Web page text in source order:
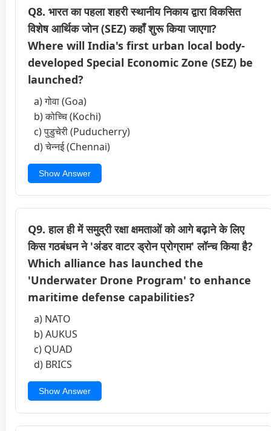
Q8. भारत का पहला शहरी स्थानीय निकाय द्वारा विकसित
विशेष आर्थिक जोन (SEZ) कहाँ शुरू किया जाएगा?
Where will India's first urban local body-
developed Special Economic Zone (SEZ) be
launched?
a) गोवा (Goa)
b) कोच्चि (Kochi)
c) पुडुचेरी (Puducherry)
d) चेन्नई (Chennai)
Show Answer
Q9. हाल ही में समुद्री रक्षा क्षमताओं को आगे बढ़ाने के लिए
किस गठबंधन ने 'अंडर वाटर ड्रोन प्रोग्राम' लॉन्च किया है?
Which alliance has launched the
'Underwater Drone Program' to enhance
maritime defense capabilities?
a) NATO
b) AUKUS
c) QUAD
d) BRICS
Show Answer